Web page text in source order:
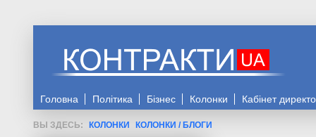
Головна Політика Бізнес Колонки Кабінет
КОЛОНКИ
КОЛОНКИ / БЛОГИ